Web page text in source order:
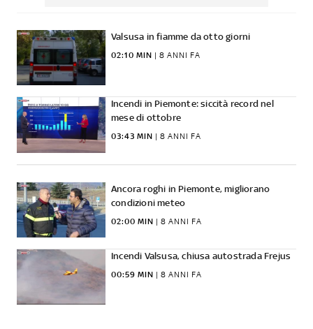
Valsusa in fiamme da otto giorni
02:10 MIN | 8 ANNI FA
Incendi in Piemonte: siccità record nel
mese di ottobre
03:43 MIN | 8 ANNI FA
Ancora roghi in Piemonte, migliorano
condizioni meteo
02:00 MIN | 8 ANNI FA
Incendi Valsusa, chiusa autostrada Frejus
00:59 MIN | 8 ANNI FA